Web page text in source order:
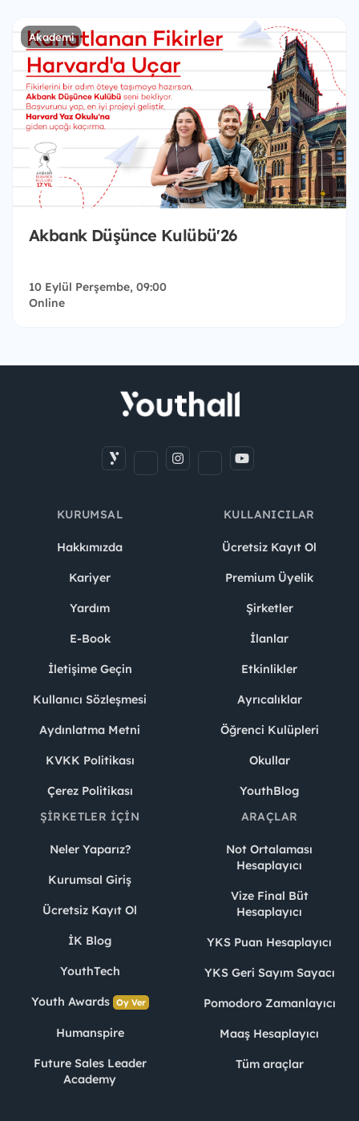
Akademi
Akbank Düşünce Kulübü'26
10 Eylül Perşembe, 09:00
Online
KURUMSAL
Hakkımızda
Kariyer
Yardım
E-Book
İletişime Geçin
Kullanıcı Sözleşmesi
Aydınlatma Metni
KVKK Politikası
Çerez Politikası
KULLANICILAR
Ücretsiz Kayıt Ol
Premium Üyelik
Şirketler
İlanlar
Etkinlikler
Ayrıcalıklar
Öğrenci Kulüpleri
Okullar
YouthBlog
ŞIRKETLER İÇIN
Neler Yaparız?
Kurumsal Giriş
Ücretsiz Kayıt Ol
İK Blog
YouthTech
Youth Awards Oy Ver
Humanspire
Future Sales Leader
Academy
ARAÇLAR
Not Ortalaması
Hesaplayıcı
Vize Final Büt
Hesaplayıcı
YKS Puan Hesaplayıcı
YKS Geri Sayım Sayacı
Pomodoro Zamanlayıcı
Maaş Hesaplayıcı
Tüm araçlar